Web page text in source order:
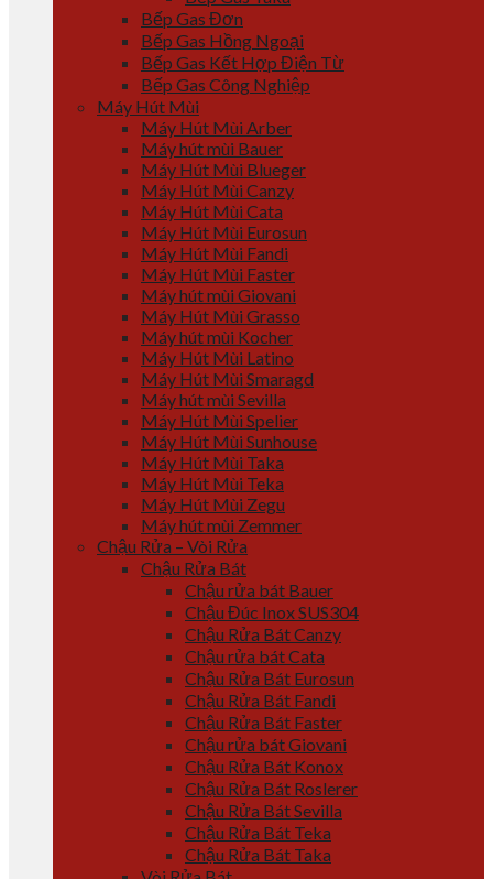
Bếp Gas Đơn
Bếp Gas Hồng Ngoại
Bếp Gas Kết Hợp Điện Từ
Bếp Gas Công Nghiệp
Máy Hút Mùi
Máy Hút Mùi Arber
Máy hút mùi Bauer
Máy Hút Mùi Blueger
Máy Hút Mùi Canzy
Máy Hút Mùi Cata
Máy Hút Mùi Eurosun
Máy Hút Mùi Fandi
Máy Hút Mùi Faster
Máy hút mùi Giovani
Máy Hút Mùi Grasso
Máy hút mùi Kocher
Máy Hút Mùi Latino
Máy Hút Mùi Smaragd
Máy hút mùi Sevilla
Máy Hút Mùi Spelier
Máy Hút Mùi Sunhouse
Máy Hút Mùi Taka
Máy Hút Mùi Teka
Máy Hút Mùi Zegu
Máy hút mùi Zemmer
Chậu Rửa – Vòi Rửa
Chậu Rửa Bát
Chậu rửa bát Bauer
Chậu Đúc Inox SUS304
Chậu Rửa Bát Canzy
Chậu rửa bát Cata
Chậu Rửa Bát Eurosun
Chậu Rửa Bát Fandi
Chậu Rửa Bát Faster
Chậu rửa bát Giovani
Chậu Rửa Bát Konox
Chậu Rửa Bát Roslerer
Chậu Rửa Bát Sevilla
Chậu Rửa Bát Teka
Chậu Rửa Bát Taka